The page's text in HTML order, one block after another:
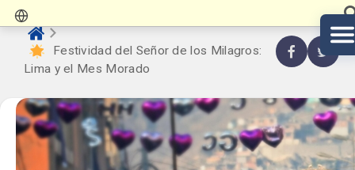
Festividad del Señor de los Milagros:
Lima y el Mes Morado